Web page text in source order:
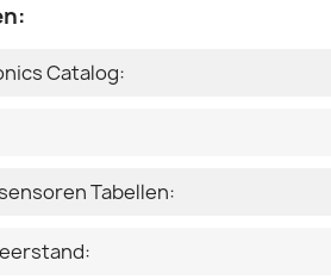
Catalog:
Tabellen: